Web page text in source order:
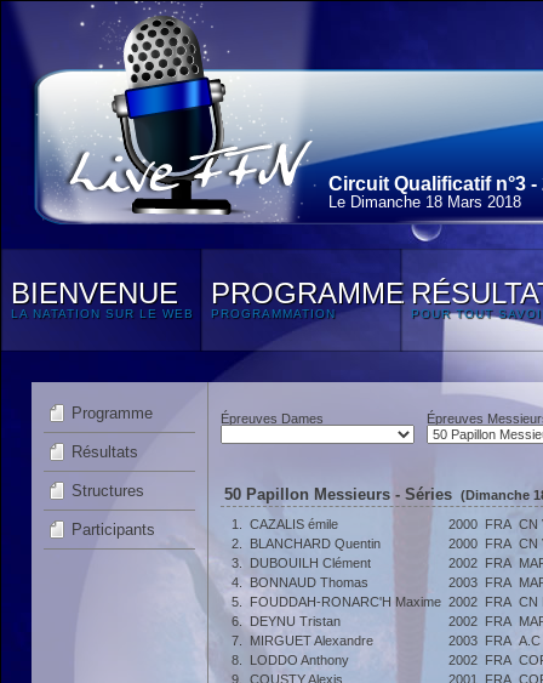
Circuit Qualificatif n°3 -
Le Dimanche 18 Mars 2018
BIENVENUE
LA NATATION SUR LE WEB
PROGRAMME
PROGRAMMATION POUR TOUT
Programme
Résultats
Structures
Participants
Épreuves Dames Épreuves
50 Papillon Messieurs - Séries (Dimanche
1.
CAZALIS émile 2000 FRA CN
2.
BLANCHARD Quentin 2000 FRA CN
3.
DUBOUILH Clément 2002 FRA
4.
BONNAUD Thomas 2003 FRA
5.
FOUDDAH-RONARC'H Maxime 2002 FRA CN
6.
DEYNU Tristan 2002 FRA
7.
MIRGUET Alexandre 2003 FRA A.C
8.
LODDO Anthony 2002 FRA
9.
COUSTY Alexis 2001 FRA